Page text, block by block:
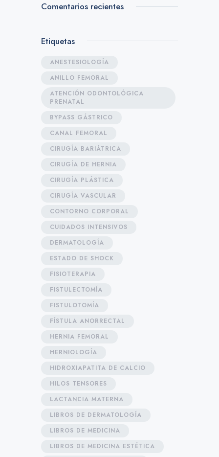
Comentarios recientes
Etiquetas
ANESTESIOLOGÍA
ANILLO FEMORAL
ATENCIÓN ODONTOLÓGICA
PRENATAL
BYPASS GÁSTRICO
CANAL FEMORAL
CIRUGÍA BARIÁTRICA
CIRUGÍA DE HERNIA
CIRUGÍA PLÁSTICA
CIRUGÍA VASCULAR
CONTORNO CORPORAL
CUIDADOS INTENSIVOS
DERMATOLOGÍA
ESTADO DE SHOCK
FISIOTERAPIA
FISTULECTOMÍA
FISTULOTOMÍA
FÍSTULA ANORRECTAL
HERNIA FEMORAL
HERNIOLOGÍA
HIDROXIAPATITA DE CALCIO
HILOS TENSORES
LACTANCIA MATERNA
LIBROS DE DERMATOLOGÍA
LIBROS DE MEDICINA
LIBROS DE MEDICINA ESTÉTICA